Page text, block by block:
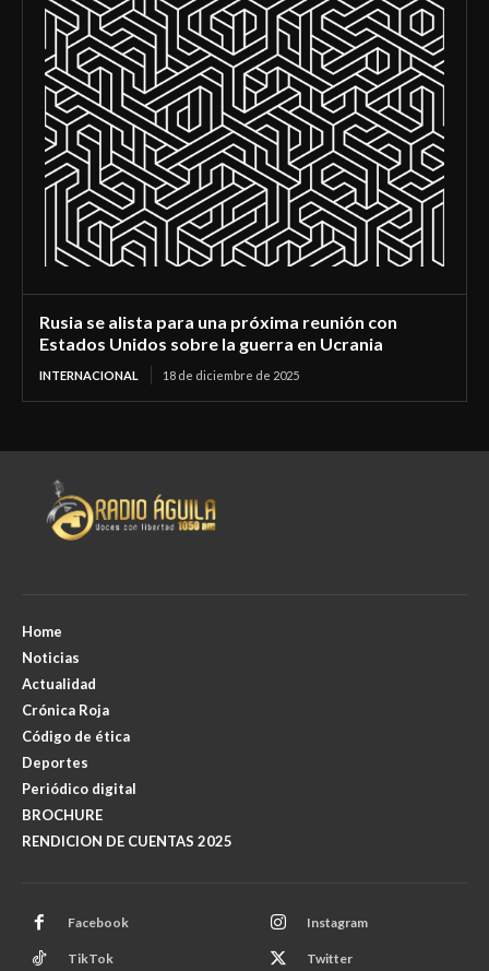
Rusia se alista para una próxima reunión con
Estados Unidos sobre la guerra en Ucrania
INTERNACIONAL 18 de diciembre de 2025
Home
Noticias
Actualidad
Crónica Roja
Código de ética
Deportes
Periódico digital
BROCHURE
RENDICION DE CUENTAS 2025
Facebook Instagram
TikTok Twitter